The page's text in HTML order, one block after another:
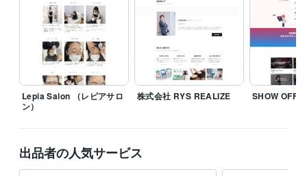
【業務スタンスと自己紹介】
私は**「迷わない構文」をベースに、Webデザインと価値観設計を行っ
ています。**
丁寧に、必要なものだけを見極めて形にするスタイルです。
お急ぎ対応や派手な表現よりも、「納得感」と「整った言葉」を重視し
個人・法人・制作会社さま問わず、構文的思考でサポートします。
「整理してから頼みたい」方も、「何を頼めばいいか分からない」方
【略歴】
文系大卒 → 社会不適応 → 石油ストーブ営業 → 離脱
Lepia Salon （レピアサロ
ン）
株式会社 RYS REALIZE SHOW OFF
出品者の人気サービス